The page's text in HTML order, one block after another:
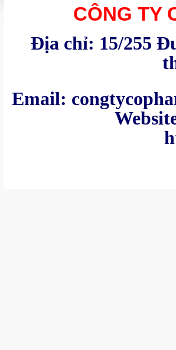
CÔNG TY
Địa chỉ: 15/255
Liên hệ :
Email: